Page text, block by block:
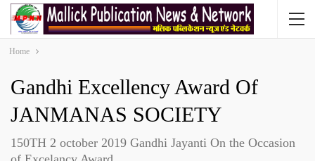
Home
Gandhi Excellency Award Of
JANMANAS SOCIETY
150TH 2 october 2019 Gandhi Jayanti On the Occasion